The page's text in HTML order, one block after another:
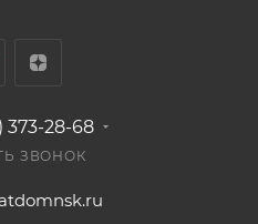
373-28-68
ЗВОНОК